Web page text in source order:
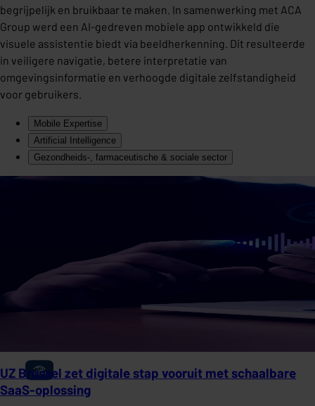
begrijpelijk en bruikbaar te maken. In samenwerking met ACA
Group werd een AI-gedreven mobiele app ontwikkeld die
visuele assistentie biedt via beeldherkenning. Dit resulteerde
in veiligere navigatie, betere interpretatie van
omgevingsinformatie en verhoogde digitale zelfstandigheid
voor gebruikers.
Mobile Expertise
Artificial Intelligence
Gezondheids-, farmaceutische & sociale sector
UZ Brussel zet digitale stap vooruit met schaalbare
SaaS-oplossing